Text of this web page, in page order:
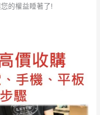
的權益睡著了!